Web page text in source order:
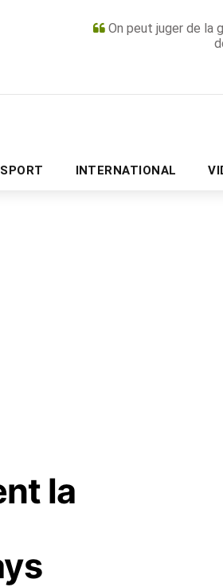
On peut juger de la
SPORT INTERNATIONAL
PUBLICITÉ
la